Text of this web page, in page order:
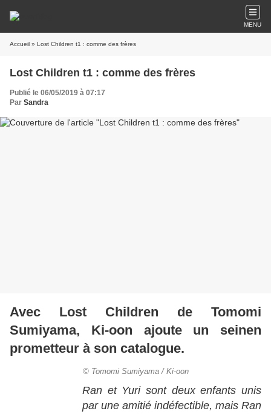
MENU
Accueil » Lost Children t1 : comme des frères
Lost Children t1 : comme des frères
Publié le 06/05/2019 à 07:17
Par Sandra
Avec Lost Children de Tomomi
Sumiyama, Ki-oon ajoute un seinen
prometteur à son catalogue.
© Tomomi Sumiyama / Ki-oon
Ran et Yuri sont deux enfants unis
par une amitié indéfectible, mais Ran